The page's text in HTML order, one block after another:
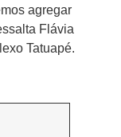
agregar
Flávia
Tatuapé.